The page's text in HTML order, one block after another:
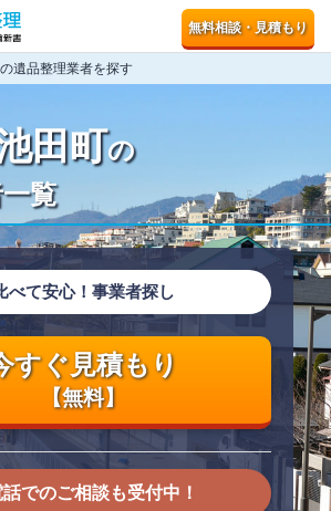
無料相談・見積もり
遺品整理業者を探す
田町の
覧
べて安心！事業者探し
すぐ見積もり
【無料】
でのご相談も受付中！